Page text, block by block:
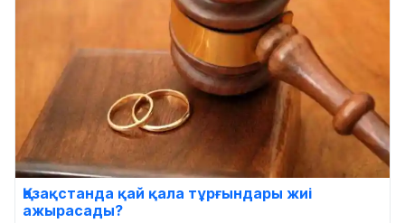
Қазақстанда қай қала тұрғындары жиі
ажырасады?